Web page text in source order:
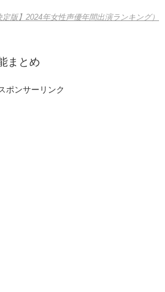
定版】2024年女性声優年間出演ランキング）
まとめ
ポンサーリンク